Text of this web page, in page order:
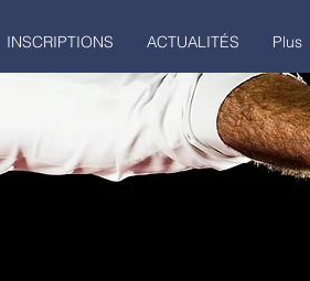
INSCRIPTIONS ACTUALITÉS Plus